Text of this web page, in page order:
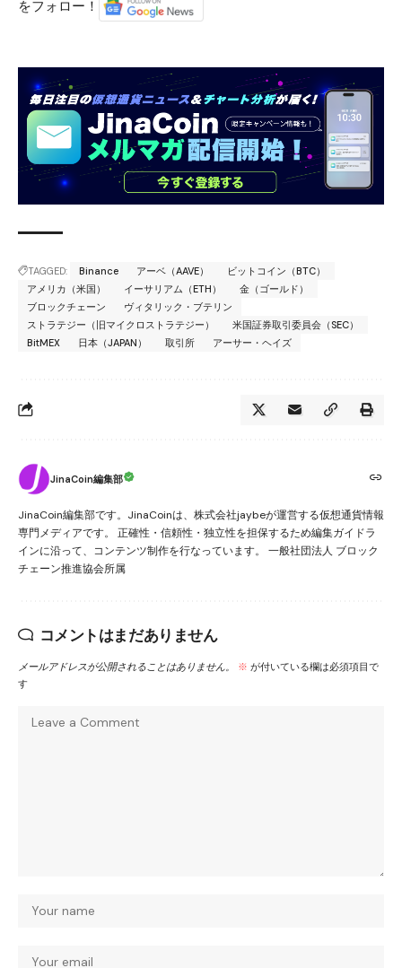
をフォロー！
TAGGED: Binance アーベ（AAVE）
ビットコイン（BTC）
アメリカ（米国）
イーサリアム（ETH）
金（ゴールド）
ブロックチェーン
ヴィタリック・ブテリン
ストラテジー（旧マイクロストラテジー）
米国証券取引委員会（SEC）
BitMEX
日本（JAPAN） 取引所 アーサー・ヘイズ
JinaCoin編集部
JinaCoin編集部です。JinaCoinは、株式会社jaybeが運営する仮想通貨情報
専門メディアです。 正確性・信頼性・独立性を担保するため編集ガイドラ
インに沿って、コンテンツ制作を行なっています。 一般社団法人 ブロック
チェーン推進協会所属
コメントはまだありません
メールアドレスが公開されることはありません。 ※ が付いている欄は必須項目で
す